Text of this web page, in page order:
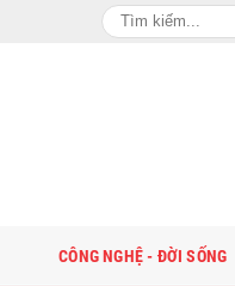
CÔNG NGHỆ - ĐỜI SỐNG